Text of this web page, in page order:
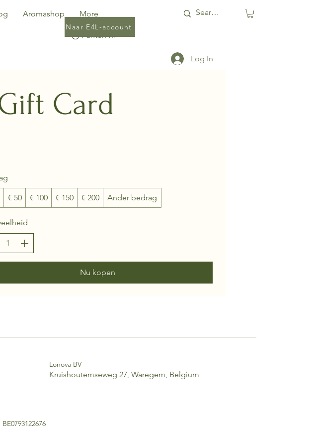
Aromashop More
Punten bekijken
Naar E4L-account
Log In
Card
€ 50 € 100 € 150 € 200 Ander bedrag
Nu kopen
Lonova BV
Kruishoutemseweg 27, Waregem, Belgium